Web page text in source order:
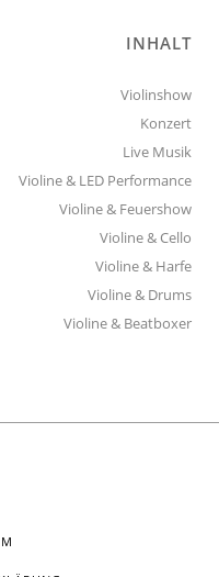
INHALT
Violinshow
Konzert
Live Musik
Violine & LED Performance
Violine & Feuershow
Violine & Cello
Violine & Harfe
Violine & Drums
Violine & Beatboxer